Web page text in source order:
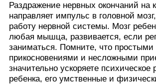
Раздражение нервных окончаний на
направляет импульс в головной
работу нервной системы. Мозг
любая мышца, развивается, если
заниматься. Помните, что простыми
прикосновениями и несложными
значительно ускоряете психическое
ребенка, его умственные и